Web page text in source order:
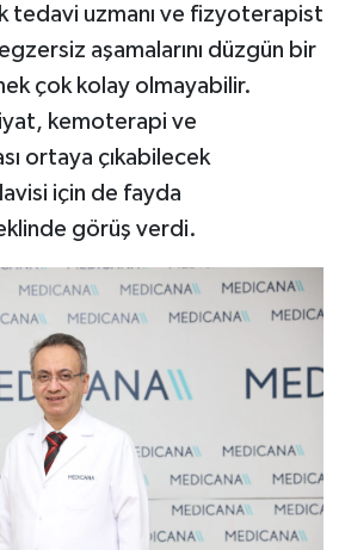
tedavi uzmanı ve fizyoterapist
aşamalarını düzgün bir
çok kolay olmayabilir.
kemoterapi ve
ortaya çıkabilecek
için de fayda
görüş verdi.